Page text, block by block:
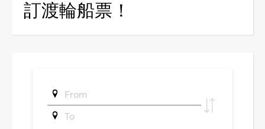
訂渡輪船票！